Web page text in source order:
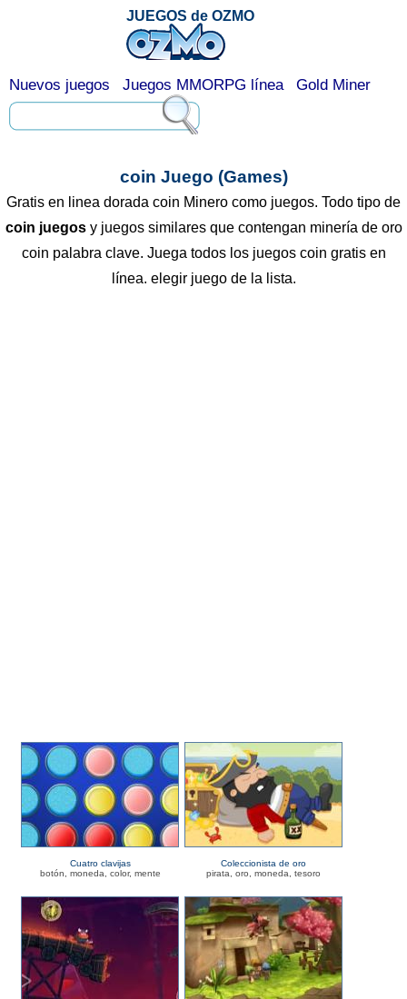
coin Juego (Games)
Gratis en linea dorada coin Minero como juegos. Todo tipo de
coin juegosy juegos similares que contengan minería de oro
coin palabra clave. Juega todos los juegos coin gratis en
línea. elegir juego de la lista.
Cuatro clavijas
botón, moneda, color, mente
Coleccionista de oro
pirata, oro, moneda, tesoro
JUEGOS de OZMO
Nuevos juegos Juegos MMORPG línea Gold Miner